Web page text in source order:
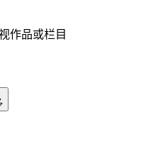
作品或栏目